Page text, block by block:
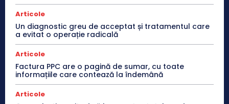
Articole
Un diagnostic greu de acceptat și tratamentul care
a evitat o operație radicală
Articole
Factura PPC are o pagină de sumar, cu toate
informațiile care contează la îndemână
Articole